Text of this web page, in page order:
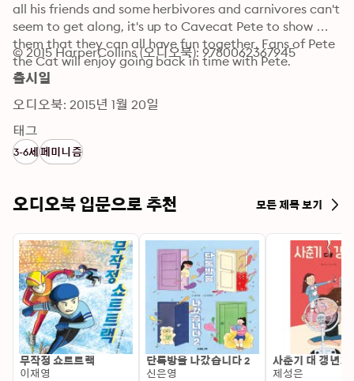
all his friends and some herbivores and carnivores can't
seem to get along, it's up to Cavecat Pete to show
them that they can all have fun together. Fans of Pete
the Cat will enjoy going back in time with Pete.
© 2015 HarperCollins (오디오북): 9780062367945
출시일
오디오북: 2015년 1월 20일
태그
3-6세페미니즘
오디오북 입문으로 추천 모든 제목 보기
무작정 쇼트트랙
이재영
단톡방을 나갔습니다 2
신은영
사춘기 대 갱년기
제성은